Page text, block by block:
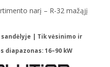
narį – R-32 mažąjį
| Tik vėsinimo ir
16–90 kW